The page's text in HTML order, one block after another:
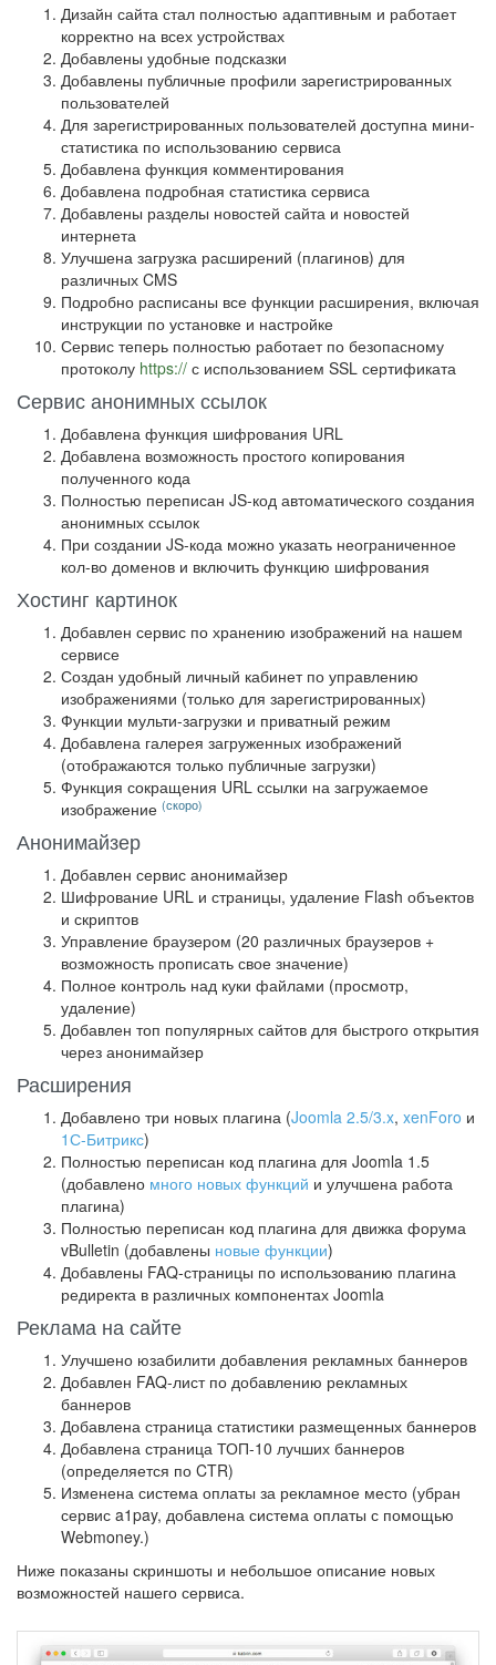
Дизайн сайта стал полностью адаптивным и работает
корректно на всех устройствах
Добавлены удобные подсказки
Добавлены публичные профили зарегистрированных
пользователей
Для зарегистрированных пользователей доступна мини-
статистика по использованию сервиса
Добавлена функция комментирования
Добавлена подробная статистика сервиса
Добавлены разделы новостей сайта и новостей
интернета
Улучшена загрузка расширений (плагинов) для
различных CMS
Подробно расписаны все функции расширения, включая
инструкции по установке и настройке
Сервис теперь полностью работает по безопасному
протоколу https:// с использованием SSL сертификата
Сервис анонимных ссылок
Добавлена функция шифрования URL
Добавлена возможность простого копирования
полученного кода
Полностью переписан JS-код автоматического создания
анонимных ссылок
При создании JS-кода можно указать неограниченное
кол-во доменов и включить функцию шифрования
Хостинг картинок
Добавлен сервис по хранению изображений на нашем
сервисе
Создан удобный личный кабинет по управлению
изображениями (только для зарегистрированных)
Функции мульти-загрузки и приватный режим
Добавлена галерея загруженных изображений
(отображаются только публичные загрузки)
Функция сокращения URL ссылки на загружаемое
изображение (скоро)
Анонимайзер
Добавлен сервис анонимайзер
Шифрование URL и страницы, удаление Flash объектов
и скриптов
Управление браузером (20 различных браузеров +
возможность прописать свое значение)
Полное контроль над куки файлами (просмотр,
удаление)
Добавлен топ популярных сайтов для быстрого открытия
через анонимайзер
Расширения
Добавлено три новых плагина (Joomla 2.5/3.x, xenForo и
1С-Битрикс)
Полностью переписан код плагина для Joomla 1.5
(добавлено много новых функций и улучшена работа
плагина)
Полностью переписан код плагина для движка форума
vBulletin (добавлены новые функции)
Добавлены FAQ-страницы по использованию плагина
редиректа в различных компонентах Joomla
Реклама на сайте
Улучшено юзабилити добавления рекламных баннеров
Добавлен FAQ-лист по добавлению рекламных
баннеров
Добавлена страница статистики размещенных баннеров
Добавлена страница ТОП-10 лучших баннеров
(определяется по CTR)
Изменена система оплаты за рекламное место (убран
сервис a1pay, добавлена система оплаты с помощью
Webmoney.)
Ниже показаны скриншоты и небольшое описание новых
возможностей нашего сервиса.